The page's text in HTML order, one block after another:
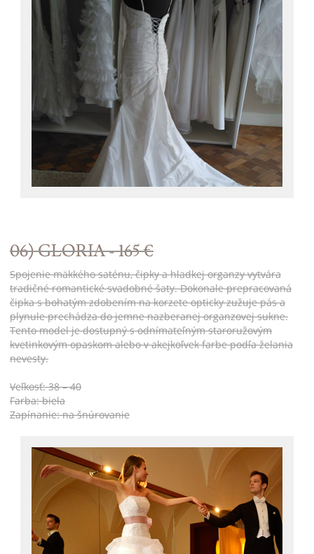
06) GLORIA - 165 €
Spojenie mäkkého saténu, čipky a hladkej organzy vytvára
tradičné romantické svadobné šaty. Dokonale prepracovaná
čipka s bohatým zdobením na korzete opticky zužuje pás a
plynule prechádza do jemne nazberanej organzovej sukne.
Tento model je dostupný s odnímateľným staroružovým
kvetinkovým opaskom alebo v akejkoľvek farbe podľa želania
nevesty.
Veľkosť: 38 – 40
Farba: biela
Zapínanie: na šnúrovanie